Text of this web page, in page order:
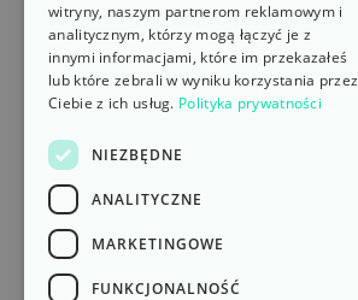
witryny, naszym partnerom reklamowym i
analitycznym, którzy mogą łączyć je z
innymi informacjami, które im przekazałeś
lub które zebrali w wyniku korzystania przez
Ciebie z ich usług. Polityka prywatności
NIEZBĘDNE
ANALITYCZNE
MARKETINGOWE
FUNKCJONALNOŚĆ